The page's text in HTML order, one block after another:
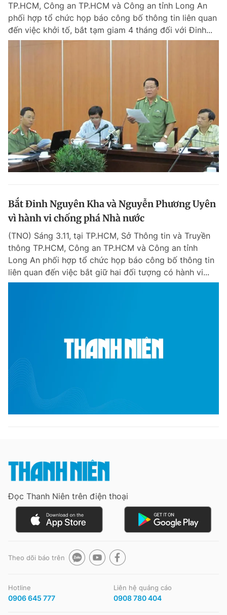
TP.HCM, Công an TP.HCM và Công an tỉnh Long An
phối hợp tổ chức họp báo công bố thông tin liên quan
đến việc khởi tố, bắt tạm giam 4 tháng đối với Đinh...
Bắt Đinh Nguyên Kha và Nguyễn Phương Uyên
vì hành vi chống phá Nhà nước
(TNO) Sáng 3.11, tại TP.HCM, Sở Thông tin và Truyền
thông TP.HCM, Công an TP.HCM và Công an tỉnh
Long An phối hợp tổ chức họp báo công bố thông tin
liên quan đến việc bắt giữ hai đối tượng có hành vi...
Đọc Thanh Niên trên điện thoại
Theo dõi báo trên
Hotline
0906 645 777
Liên hệ quảng cáo
0908 780 404